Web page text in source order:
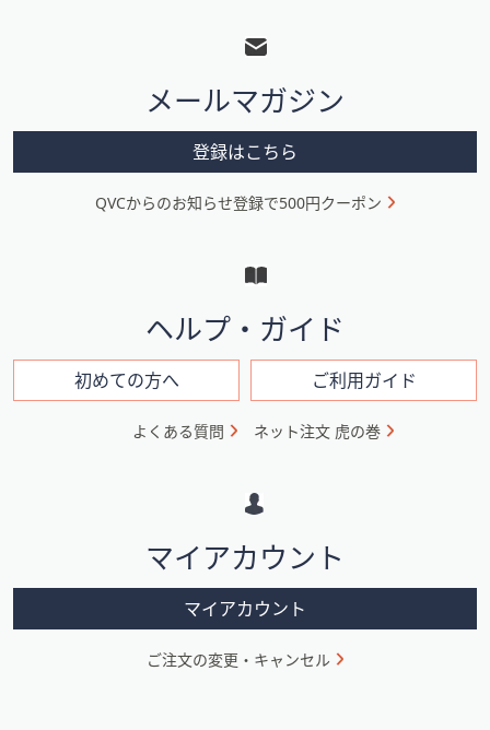
メ
ニ
ン
ン
メールマガジン
登録はこちら
QVCからのお知らせ登録で500円クーポン
ヘルプ・ガイド
初めての方へ ご利用ガイド
よくある質問 ネット注文 虎の巻
マイアカウント
マイアカウント
ご注文の変更・キャンセル